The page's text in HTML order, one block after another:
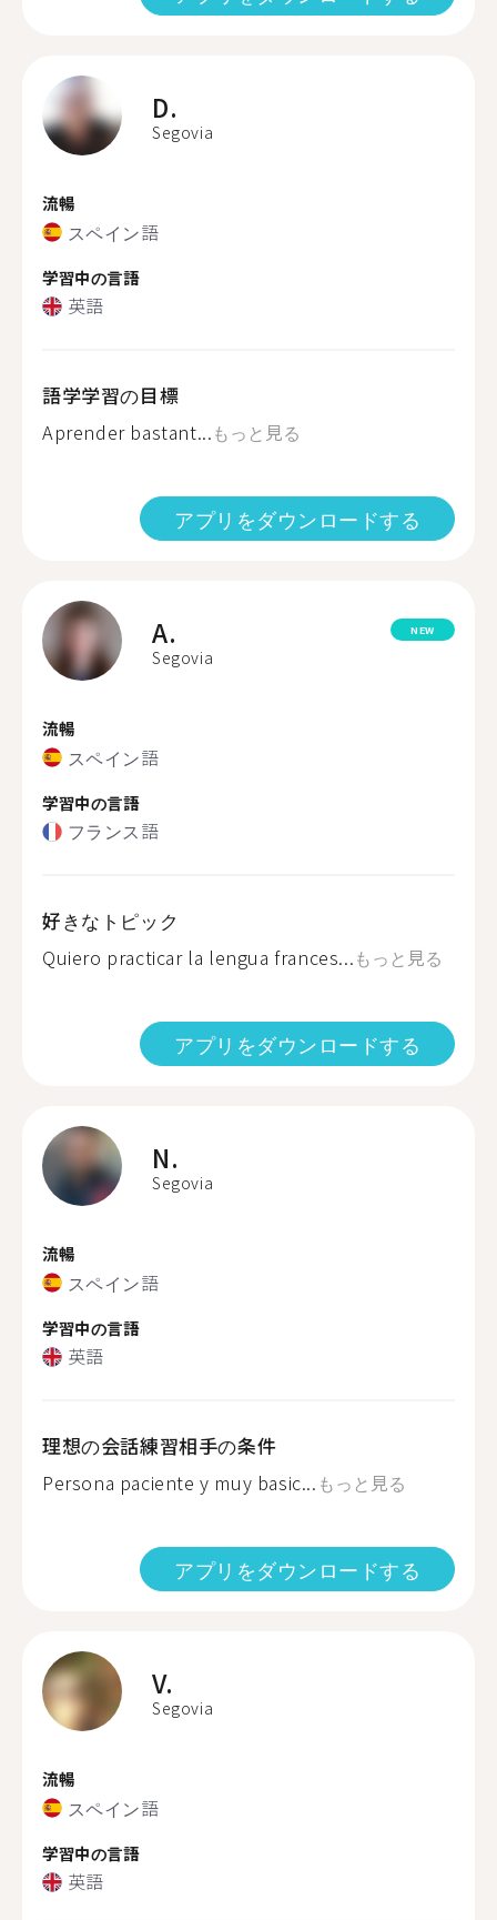
D.
Segovia
流暢
スペイン語
学習中の言語
英語
語学学習の目標
Aprender bastant...もっと見る
アプリをダウンロードする
A.
Segovia
NEW
流暢
スペイン語
学習中の言語
フランス語
好きなトピック
Quiero practicar la lengua frances...もっと見る
アプリをダウンロードする
N.
Segovia
流暢
スペイン語
学習中の言語
英語
理想の会話練習相手の条件
Persona paciente y muy basic... もっと見る
アプリをダウンロードする
V.
Segovia
流暢
スペイン語
学習中の言語
英語